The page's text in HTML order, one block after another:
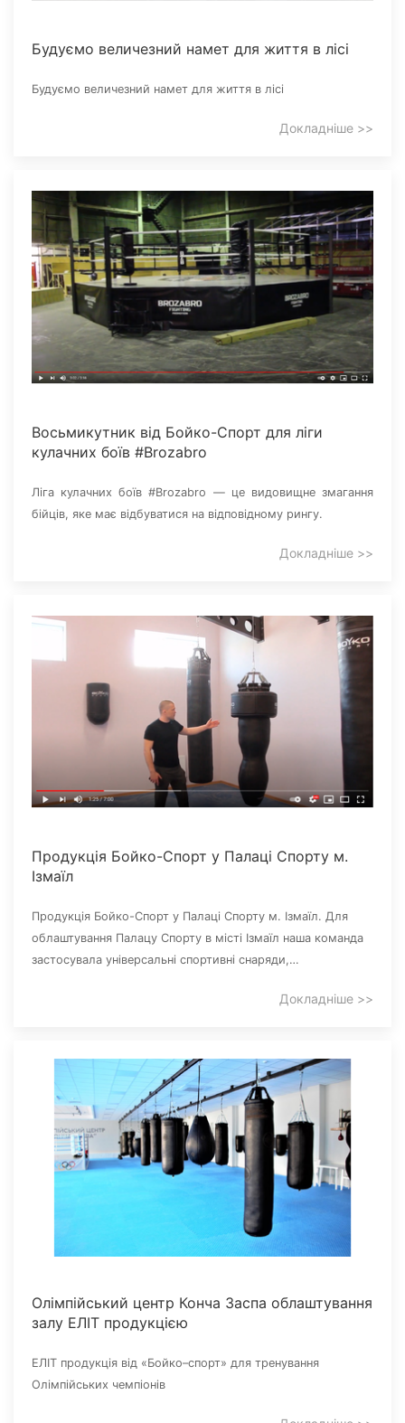
Будуємо величезний намет для життя в лісі
Будуємо величезний намет для життя в лісі
Докладніше >>
Восьмикутник від Бойко-Спорт для ліги
кулачних боїв #Brozabro
Ліга кулачних боїв #Brozabro — це видовищне змагання
бійців, яке має відбуватися на відповідному рингу.
Докладніше >>
Продукція Бойко-Спорт‎ у Палаці Спорту м.
Ізмаїл
Продукція Бойко-Спорт‎ у Палаці Спорту м. Ізмаїл. Для
облаштування Палацу Спорту в місті Ізмаїл наша команда
застосувала універсальні спортивні снаряди,…
Докладніше >>
Олімпійський центр Конча Заспа облаштування
залу ЕЛІТ продукцією
ЕЛІТ продукція від «Бойко–спорт» для тренування
Олімпійських чемпіонів